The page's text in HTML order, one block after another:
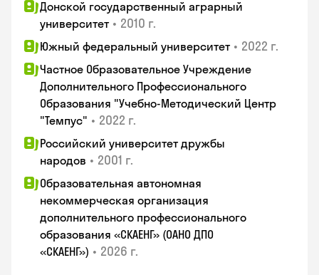
Донской государственный аграрный
университет • 2010 г.
Южный федеральный университет • 2022 г.
Частное Образовательное Учреждение
Дополнительного Профессионального
Образования "Учебно-Методический Центр
"Темпус" • 2022 г.
Российский университет дружбы
народов • 2001 г.
Образовательная автономная
некоммерческая организация
дополнительного профессионального
образования «СКАЕНГ» (ОАНО ДПО
«СКАЕНГ») • 2026 г.